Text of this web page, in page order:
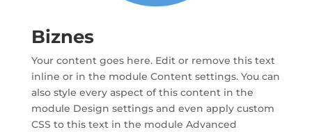
Biznes
Your content goes here. Edit or remove this text
inline or in the module Content settings. You can
also style every aspect of this content in the
module Design settings and even apply custom
CSS to this text in the module Advanced